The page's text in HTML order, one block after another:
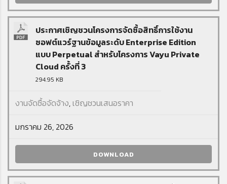
ประกาศเชิญชวนโครงการจัดซื้อสิทธิ์การใช้งาน
ซอฟต์แวร์ฐานข้อมูลระดับ Enterprise Edition
แบบ Perpetual สำหรับโครงการ Vayu Private
Cloud ครั้งที่ 3
294.95 KB
งานจัดซื้อจัดจ้าง,เชิญชวนเสนอราคา
มกราคม 26, 2026
DOWNLOAD